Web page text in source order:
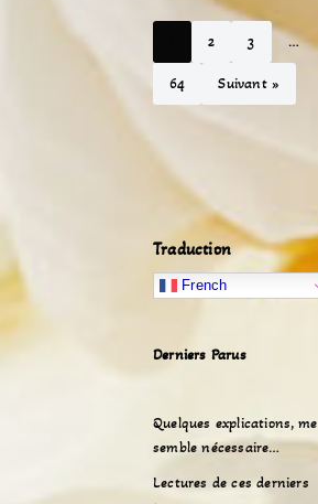
2 3 …
64 Suivant »
Traduction
French
Derniers Parus
Quelques explications, me
semble nécessaire…
Lectures de ces derniers